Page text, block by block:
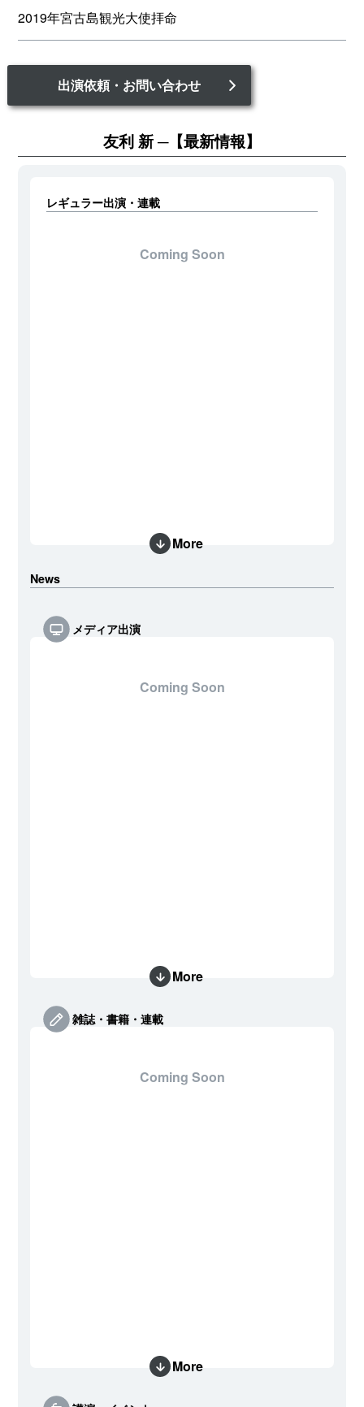
2019年宮古島観光大使拝命
出演依頼・お問い合わせ
友利 新 【最新情報】
レギュラー出演・連載
Coming Soon
More
News
メディア出演
Coming Soon
More
雑誌・書籍・連載
Coming Soon
More